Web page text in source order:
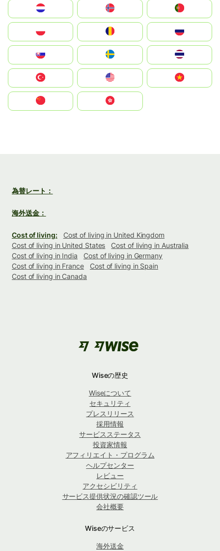
United States
中國香港特別行政區
為替レート：
海外送金：
Cost of living:
Cost of living in United Kingdom
Cost of living in United States
Cost of living in Australia
Cost of living in India
Cost of living in Germany
Cost of living in France
Cost of living in Spain
Cost of living in Canada
Wiseの歴史
Wiseについて
セキュリティ
プレスリリース
採用情報
サービスステータス
投資家情報
アフィリエイト・プログラム
ヘルプセンター
レビュー
アクセシビリティ
サービス提供状況の確認ツール
会社概要
Wiseのサービス
海外送金